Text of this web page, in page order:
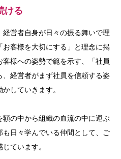
ける
営者自身が日々の振る舞いで理
客様を大切にする」と理念に掲
様への姿勢で範を示す、「社員
経営者がまず社員を信頼する姿
していきます。
の中から組織の血流の中に運ぶ
日々学んでいる仲間として、ご
ています。